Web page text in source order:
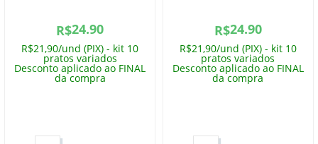
R$24.90
R$21,90/und (PIX) - kit 10
pratos variados
Desconto aplicado ao FINAL
da compra
R$24.90
R$21,90/und (PIX) - kit 10
pratos variados
Desconto aplicado ao FINAL
da compra